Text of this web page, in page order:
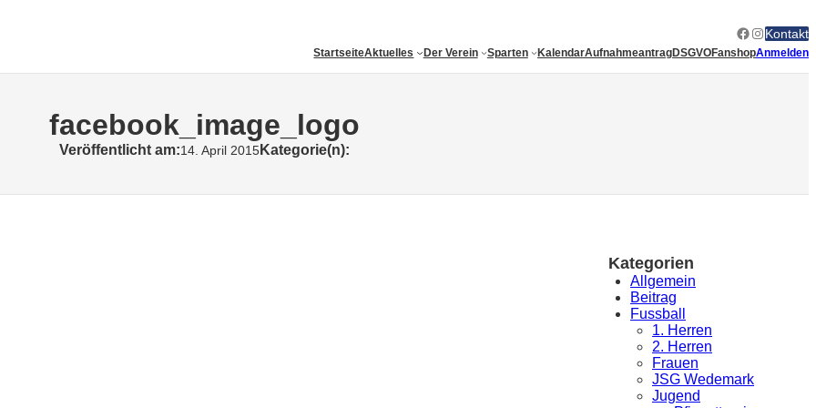
Facebook
Instagram
Kontakt
StartseiteAktuelles Der Verein Sparten KalendarAufnahmeantragDSGVOFanshopAnmelden
facebook_image_logo
Veröffentlicht am:14. April 2015Kategorie(n):
Kategorien
Allgemein
Beitrag
Fussball
1. Herren
2. Herren
Frauen
JSG Wedemark
Jugend